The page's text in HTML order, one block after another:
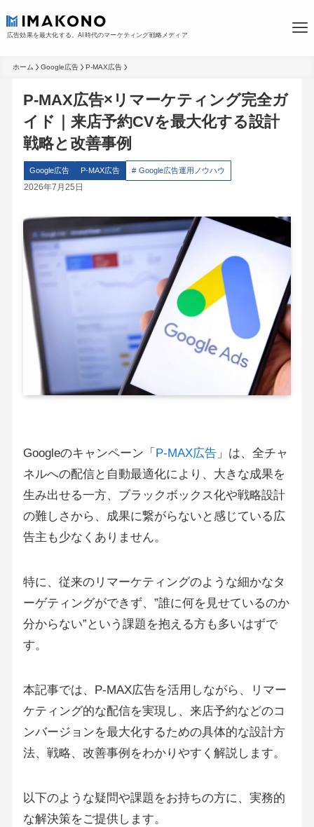
広告効果を最大化する。AI時代のマーケティング戦略メディア
ホーム Google広告 P-MAX広告
P-MAX広告×リマーケティング完全ガ
イド｜来店予約CVを最大化する設計
戦略と改善事例
Google広告 P-MAX広告 Google広告運用ノウハウ
2026年7月25日
Googleのキャンペーン「 P-MAX広告」は、全チャ
ネルへの配信と自動最適化により、大きな成果を
生み出せる一方、ブラックボックス化や戦略設計
の難しさから、成果に繋がらないと感じている広
告主も少なくありません。
特に、従来のリマーケティングのような細かなタ
ーゲティングができず、”誰に何を見せているのか
分からない”という課題を抱える方も多いはずで
す。
本記事では、P-MAX広告を活用しながら、リマー
ケティング的な配信を実現し、来店予約などのコ
ンバージョンを最大化するための具体的な設計方
法、戦略、改善事例をわかりやすく解説します。
以下のような疑問や課題をお持ちの方に、実務的
な解決策をご提供します。